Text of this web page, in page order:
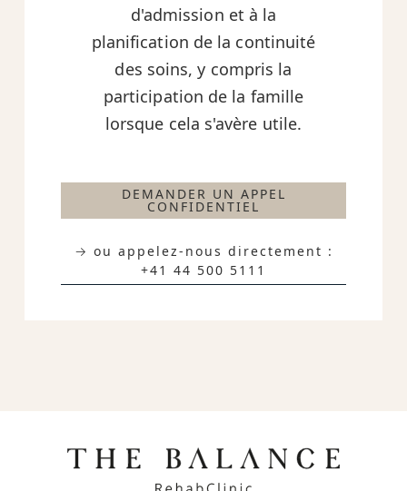
d'admission et à la
planification de la continuité
des soins, y compris la
participation de la famille
lorsque cela s'avère utile.
DEMANDER UN APPEL
CONFIDENTIEL
→ ou appelez-nous directement :
+41 44 500 5111